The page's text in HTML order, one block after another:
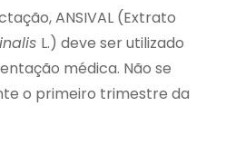
ANSIVAL (Extrato
L.) deve ser utilizado
médica. Não se
o primeiro trimestre da